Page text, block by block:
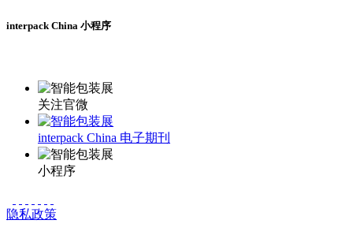
interpack China 小程序
关注官微
interpack China 电子期刊
小程序
隐私政策